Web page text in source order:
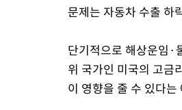
문제는 자동차 수출 하
단기적으로 해상운임·
위 국가인 미국의 고금
이 영향을 줄 수 있다는